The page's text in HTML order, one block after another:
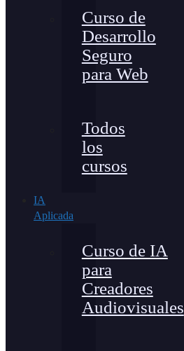
Curso de
Desarrollo
Seguro
para Web
Todos
los
cursos
IA
Aplicada
Curso de IA
para
Creadores
Audiovisuales